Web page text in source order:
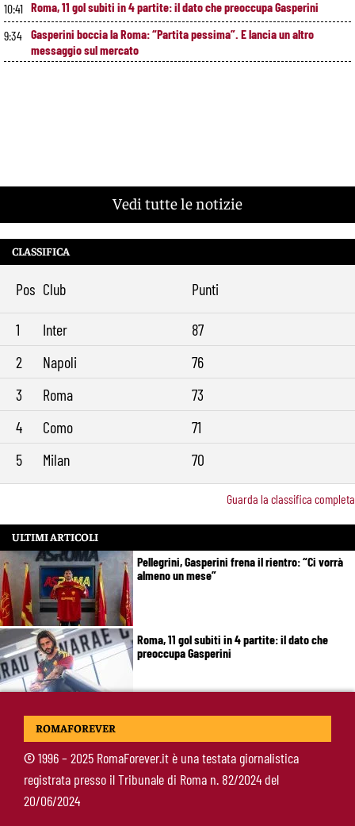
10:41 Roma, 11 gol subiti in 4 partite: il dato che preoccupa Gasperini
9:34 Gasperini boccia la Roma: “Partita pessima”. E lancia un altro
messaggio sul mercato
Vedi tutte le notizie
CLASSIFICA
Pos Club Punti
1 Inter
87
2
Napoli
76
3
Roma
73
4
Como
71
5
Milan 70
Guarda la classifica completa
ULTIMI ARTICOLI
Pellegrini, Gasperini frena il rientro: “Ci vorrà
almeno un mese”
Roma, 11 gol subiti in 4 partite: il dato che
preoccupa Gasperini
Gasperini boccia la Roma: “Partita pessima”.
ROMAFOREVER
©1996 – 2025 RomaForever.it è una testata giornalistica
registrata presso il Tribunale di Roma n. 82/2024 del
20/06/2024